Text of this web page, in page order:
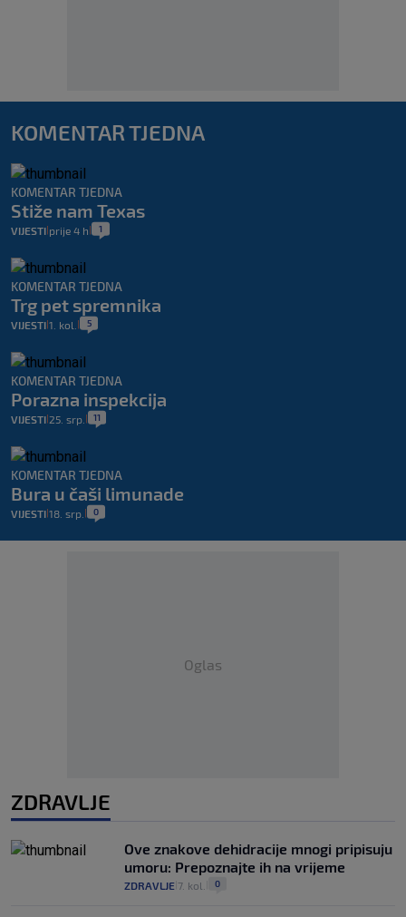
KOMENTAR TJEDNA
KOMENTAR TJEDNA
Stiže nam Texas
VIJESTI prije 4 h 1
KOMENTAR TJEDNA
Trg pet spremnika
VIJESTI 1. kol. 5
KOMENTAR TJEDNA
Porazna inspekcija
VIJESTI 25. srp. 11
KOMENTAR TJEDNA
Bura u čaši limunade
VIJESTI 18. srp. 0
Oglas
ZDRAVLJE
Ove znakove dehidracije mnogi pripisuju
umoru: Prepoznajte ih na vrijeme
ZDRAVLJE 7. kol. 0